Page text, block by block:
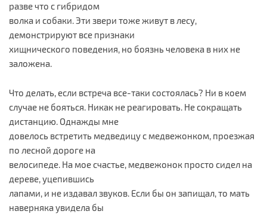
разве что с гибридом
волка и собаки. Эти звери тоже живут в лесу,
демонстрируют все признаки
хищнического поведения, но боязнь человека в них не
заложена.
Что делать, если встреча все-таки состоялась? Ни в коем
случае не бояться. Никак не реагировать. Не сокращать
дистанцию. Однажды мне
довелось встретить медведицу с медвежонком, проезжая
по лесной дороге на
велосипеде. На мое счастье, медвежонок просто сидел на
дереве, уцепившись
лапами, и не издавал звуков. Если бы он запищал, то мать
наверняка увидела бы